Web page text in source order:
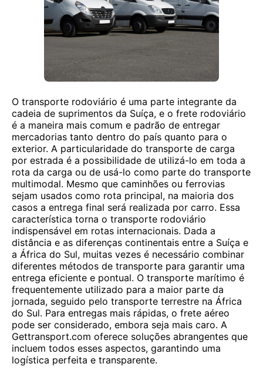
O transporte rodoviário é uma parte integrante da
cadeia de suprimentos da Suíça, e o frete rodoviário
é a maneira mais comum e padrão de entregar
mercadorias tanto dentro do país quanto para o
exterior. A particularidade do transporte de carga
por estrada é a possibilidade de utilizá-lo em toda a
rota da carga ou de usá-lo como parte do transporte
multimodal. Mesmo que caminhões ou ferrovias
sejam usados ​​como rota principal, na maioria dos
casos a entrega final será realizada por carro. Essa
característica torna o transporte rodoviário
indispensável em rotas internacionais. Dada a
distância e as diferenças continentais entre a Suíça e
a África do Sul, muitas vezes é necessário combinar
diferentes métodos de transporte para garantir uma
entrega eficiente e pontual. O transporte marítimo é
frequentemente utilizado para a maior parte da
jornada, seguido pelo transporte terrestre na África
do Sul. Para entregas mais rápidas, o frete aéreo
pode ser considerado, embora seja mais caro. A
Gettransport.com oferece soluções abrangentes que
incluem todos esses aspectos, garantindo uma
logística perfeita e transparente.